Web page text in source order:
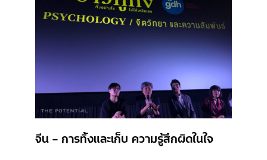
จีน – การทิ้งและเก็บ ความรู้สึกผิดในใจ